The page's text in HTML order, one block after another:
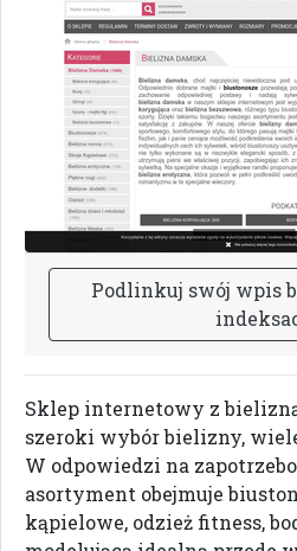
Podlinkuj swój wpisb
indeksa
Sklep internetowy z
szeroki wybór bielizny,
W odpowiedzi na
asortyment obejmuje
kąpielowe, odzież fitness,